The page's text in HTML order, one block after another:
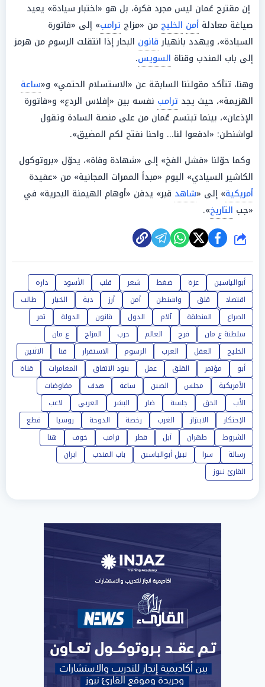
إن مقترح عُمان ليس مجرد فكرة، بل هو «اختبار سيادة» يعيد
صياغة معادلة أمن الخليج من «مزاج ترامب» إلى «فاتورة
السيادة»، ويهدد بانهيارقانون البحار إذا انتقلت الرسوم من هرمز
إلى باب المندب وقناة السويس.
وهنا، تتأكد مقولتنا السابقة عن «الاستسلام الحتمي» و«ساعة
الهزيمة»، حيث يجد ترامب نفسه بين «إفلاس الردع» و«فاتورة
الإذعان»، بينما تبتسم عُمان من على منصة السادة وتقول
لواشنطن: «ادفعوا لنا... واحنا نفتح لكم المضيق».
وكما حوّلنا «فشل الفخ» إلى «شهادة وفاة»، يحوّل «بروتوكول
الكاشير السيادي» اليوم «مبدأ الممرات المجانية» من «عقيدة
أمريكية» إلى «شاهد قبر» يدفن «أوهام الهيمنة البحرية» في
«جب التاريخ».
شارك
أبوالياسين عزة ضغط شعر قلب الأسود
داره
اقتصاد
قلق واشنطن أمن أرز دية الخيار
طالب
الصراع
المنطقة آلام الدول قانون الدولة
تمر
سلطنة ع مان
فرج العالم حرب المزاج
ع مان
الخليج
العقل العرب الرسوم الاستقرار قنا
الاثنين
أبو
مؤتمر القلق عمل بنود الاتفاق المغامرات
قناة
الأمريكية
مجلس الصين ساعة هدف
مفاوضات
الأب
الحق جلسة ضار البشر العربي
لاعب
الإحتكار
الابتزاز الغرب رخصة الدوحة روسيا
قطع
الشروط
طهران آبل قطر ترامب خوف
هنا
رسالة
سرا نبيل أبوالياسين باب المندب
ايران
القارئ نيوز